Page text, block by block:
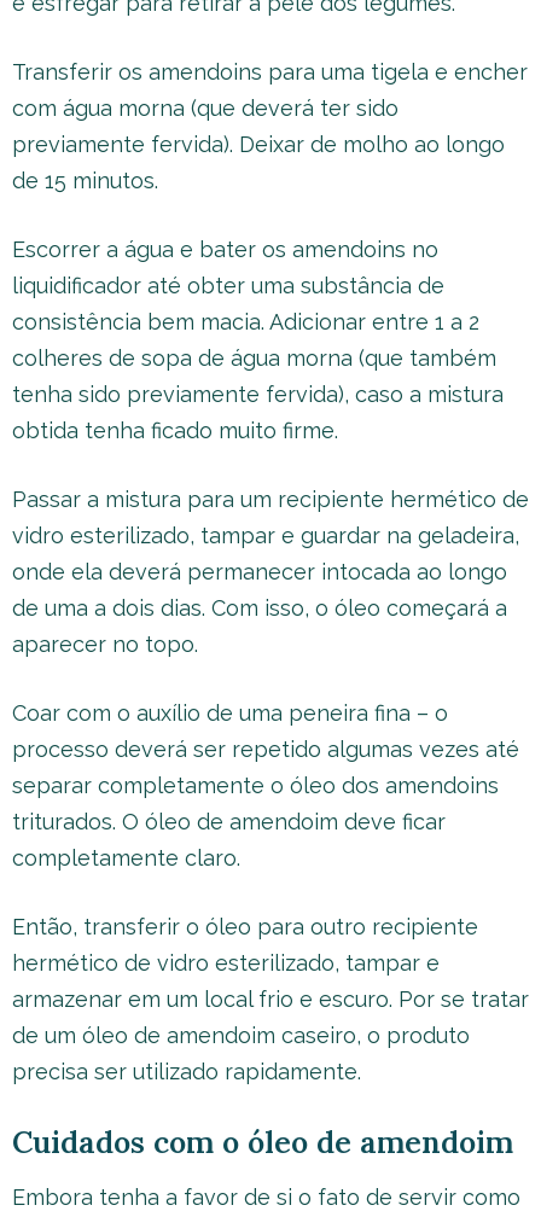
Transferir os amendoins para uma tigela e encher
com água morna (que deverá ter sido
previamente fervida). Deixar de molho ao longo
de 15 minutos.
Escorrer a água e bater os amendoins no
liquidificador até obter uma substância de
consistência bem macia. Adicionar entre 1 a 2
colheres de sopa de água morna (que também
tenha sido previamente fervida), caso a mistura
obtida tenha ficado muito firme.
Passar a mistura para um recipiente hermético de
vidro esterilizado, tampar e guardar na geladeira,
onde ela deverá permanecer intocada ao longo
de uma a dois dias. Com isso, o óleo começará a
aparecer no topo.
Coar com o auxílio de uma peneira fina – o
processo deverá ser repetido algumas vezes até
separar completamente o óleo dos amendoins
triturados. O óleo de amendoim deve ficar
completamente claro.
Então, transferir o óleo para outro recipiente
hermético de vidro esterilizado, tampar e
armazenar em um local frio e escuro. Por se tratar
de um óleo de amendoim caseiro, o produto
precisa ser utilizado rapidamente.
Cuidados com o óleo de amendoim
Embora tenha a favor de si o fato de servir como